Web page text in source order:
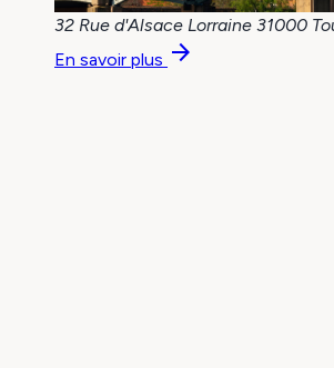
32 Rue d'Alsace Lorraine31000
En savoir plus arrow_forward